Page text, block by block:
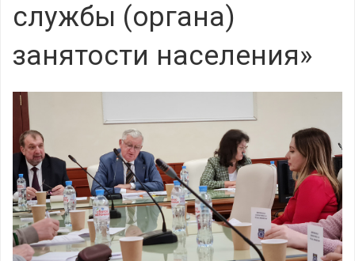
службы (органа)
занятости населения»